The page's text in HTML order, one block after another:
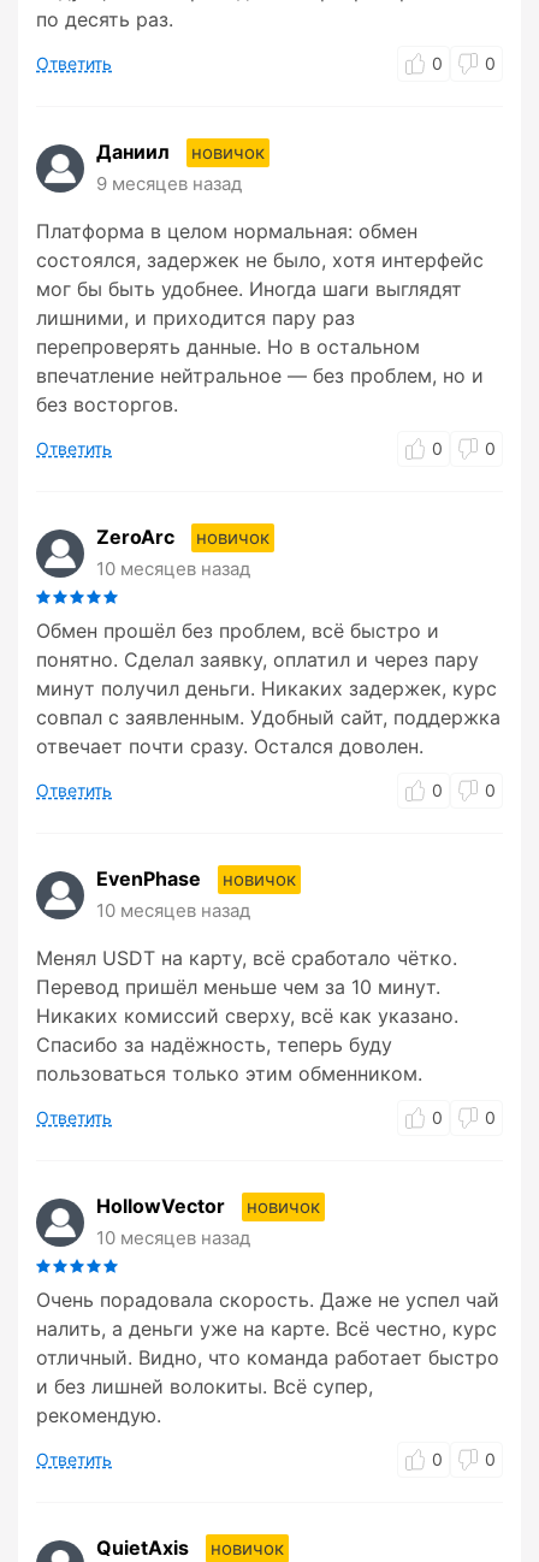
по десять раз.
Ответить 0 0
Даниил
новичок
9 месяцев назад
Платформа в целом нормальная: обмен
состоялся, задержек не было, хотя интерфейс
мог бы быть удобнее. Иногда шаги выглядят
лишними, и приходится пару раз
перепроверять данные. Но в остальном
впечатление нейтральное — без проблем, но и
без восторгов.
Ответить 0 0
ZeroArc
новичок
10 месяцев назад
Обмен прошёл без проблем, всё быстро и
понятно. Сделал заявку, оплатил и через пару
минут получил деньги. Никаких задержек, курс
совпал с заявленным. Удобный сайт, поддержка
отвечает почти сразу. Остался доволен.
Ответить 0 0
EvenPhase
новичок
10 месяцев назад
Менял USDT на карту, всё сработало чётко.
Перевод пришёл меньше чем за 10 минут.
Никаких комиссий сверху, всё как указано.
Спасибо за надёжность, теперь буду
пользоваться только этим обменником.
Ответить 0 0
HollowVector
новичок
10 месяцев назад
Очень порадовала скорость. Даже не успел чай
налить, а деньги уже на карте. Всё честно, курс
отличный. Видно, что команда работает быстро
и без лишней волокиты. Всё супер,
рекомендую.
Ответить 0 0
QuietAxis
новичок